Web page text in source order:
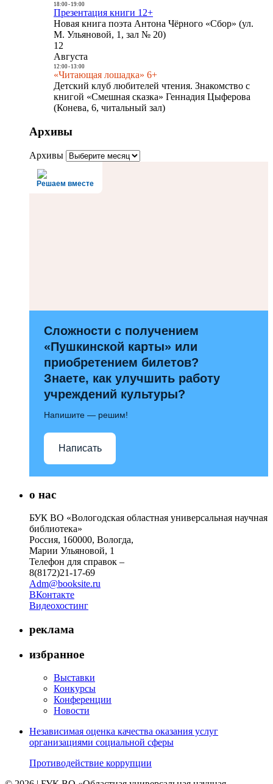
18:00- 19:00
Презентация книги 12+
Новая книга поэта Антона Чёрного «Сбор» (ул.
М. Ульяновой, 1, зал № 20)
12
Августа
12:00- 13:00
«Читающая лошадка» 6+
Детский клуб любителей чтения. Знакомство с
книгой «Смешная сказка» Геннадия Цыферова
(Конева, 6, читальный зал)
Архивы
Архивы
Решаем вместе
Сложности с получением
«Пушкинской карты» или
приобретением билетов?
Знаете, как улучшить работу
учреждений культуры?
Напишите — решим!
Написать
о нас
БУК ВО «Вологодская областная универсальная научная
библиотека»
Россия, 160000, Вологда,
Марии Ульяновой, 1
Телефон для справок –
8(8172)21-17-69
Adm@booksite.ru
ВКонтакте
Видеохостинг
реклама
избранное
Выставки
Конкурсы
Конференции
Новости
Независимая оценка качества оказания услуг
организациями социальной сферы
Противодействие коррупции